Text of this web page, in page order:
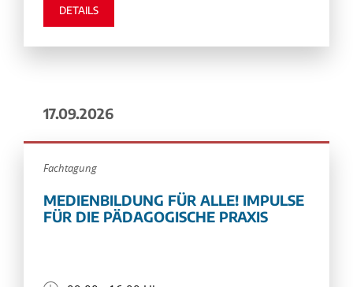
DETAILS
17.09.2026
Fachtagung
MEDIENBILDUNG FÜR ALLE! IMPULSE
FÜR DIE PÄDAGOGISCHE PRAXIS